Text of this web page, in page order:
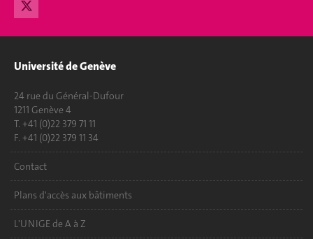
Université de Genève
24 rue du Général-Dufour
1211 Genève 4
T. +41 (0)22 379 71 11
F. +41 (0)22 379 11 34
Contact
Plans d'accès aux bâtiments
L'UNIGE de A à Z